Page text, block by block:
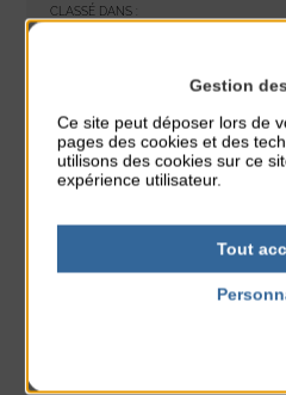
CLASSÉ DANS :
À noter aussi
Gestion
Ce site peut déposer lors de
pages des cookies et des
utilisons des cookies sur ce
expérience utilisateur.
Tout